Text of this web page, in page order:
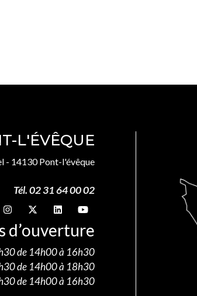
L'ÉVÊQUE
- 14130 Pont-l'évêque
Tél. 02 31 64 00 02
nous sur
Suivez-nous sur
Suivez-nous sur
Suivez-nous sur
Suivez-nous sur
d’ouverture
de 14h00 à 16h30
de 14h00 à 18h30
de 14h00 à 16h30